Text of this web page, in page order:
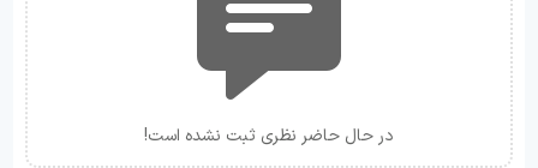
در حال حاضر نظری ثبت نشده است!